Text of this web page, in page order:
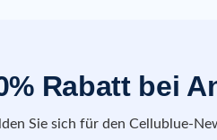
Rabatt bei
Sie sich für den Cellublue-